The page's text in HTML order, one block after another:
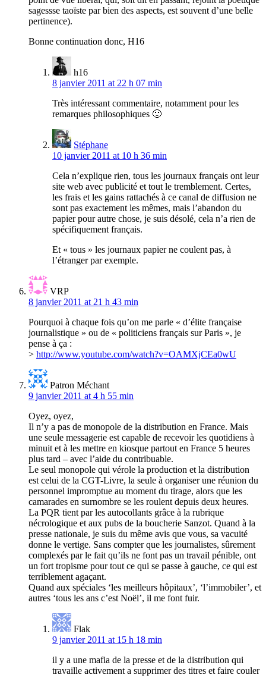
sagessse taoïste par bien des aspects, est souvent d’une belle
pertinence).
Bonne continuation donc, H16
h16
8 janvier 2011 at 22 h 07 min
Très intéressant commentaire, notamment pour les
remarques philosophiques 🙂
Stéphane
10 janvier 2011 at 10 h 36 min
Cela n’explique rien, tous les journaux français ont leur
site web avec publicité et tout le tremblement. Certes,
les frais et les gains rattachés à ce canal de diffusion ne
sont pas exactement les mêmes, mais l’abandon du
papier pour autre chose, je suis désolé, cela n’a rien de
spécifiquement français.
Et « tous » les journaux papier ne coulent pas, à
l’étranger par exemple.
VRP
8 janvier 2011 at 21 h 43 min
Pourquoi à chaque fois qu’on me parle « d’élite française
journalistique » ou de « politiciens français sur Paris », je
pense à ça :
> http://www.youtube.com/watch?v=OAMXjCEa0wU
Patron Méchant
9 janvier 2011 at 4 h 55 min
Oyez, oyez,
Il n’y a pas de monopole de la distribution en France. Mais
une seule messagerie est capable de recevoir les quotidiens à
minuit et à les mettre en kiosque partout en France 5 heures
plus tard – avec l’aide du contribuable.
Le seul monopole qui vérole la production et la distribution
est celui de la CGT-Livre, la seule à organiser une réunion du
personnel impromptue au moment du tirage, alors que les
camarades en surnombre se les roulent depuis deux heures.
La PQR tient par les autocollants grâce à la rubrique
nécrologique et aux pubs de la boucherie Sanzot. Quand à la
presse nationale, je suis du même avis que vous, sa vacuité
donne le vertige. Sans compter que les journalistes, sûrement
complexés par le fait qu’ils ne font pas un travail pénible, ont
un fort tropisme pour tout ce qui se passe à gauche, ce qui est
terriblement agaçant.
Quand aux spéciales ‘les meilleurs hôpitaux’, ‘l’immobiler’, et
autres ‘tous les ans c’est Noël’, il me font fuir.
Flak
9 janvier 2011 at 15 h 18 min
il y a une mafia de la presse et de la distribution qui
travaille activement a supprimer des titres et faire couler